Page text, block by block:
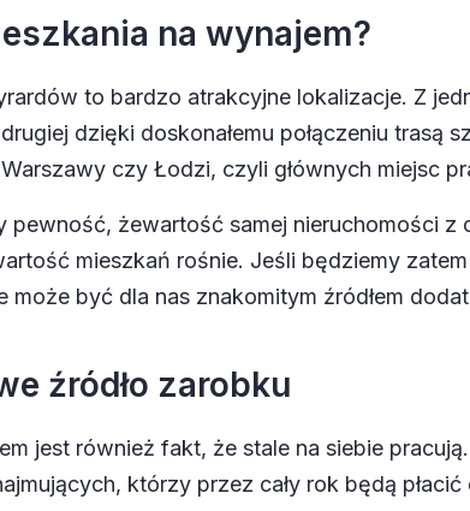
na wynajem?
to bardzo atrakcyjne lokalizacje. Z
dzięki doskonałemu połączeniu trasą
czy Łodzi, czyli głównych miejsc
pewność, żewartość samej nieruchomości z
mieszkań rośnie. Jeśli będziemy
być dla nas znakomitym źródłem
źródło zarobku
jest również fakt, że stale na siebie
którzy przez cały rok będą